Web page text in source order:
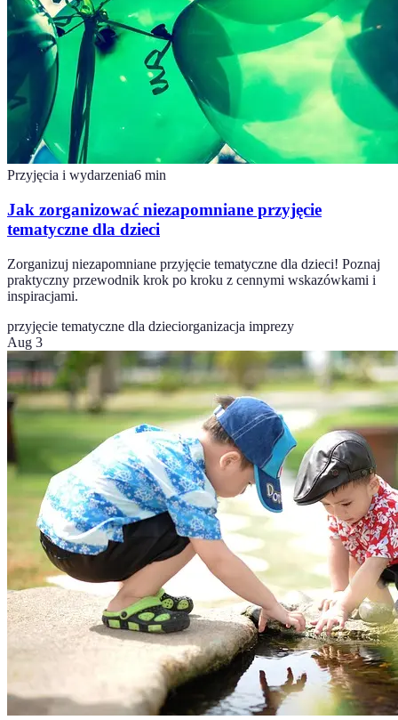
Przyjęcia i wydarzenia6 min
Jak zorganizować niezapomniane przyjęcie
tematyczne dla dzieci
Zorganizuj niezapomniane przyjęcie tematyczne dla dzieci! Poznaj
praktyczny przewodnik krok po kroku z cennymi wskazówkami i
inspiracjami.
przyjęcie tematyczne dla dzieciorganizacja imprezy
Aug 3